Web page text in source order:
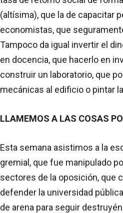
(altísima), que la de capacitar
economistas, que
Tampoco da igual invertir el
en docencia, que hacerlo en
construir un laboratorio, que
mecánicas al edificio o pintar
LLAMEMOS A LAS COSAS
Esta semana asistimos a la
gremial, que fue manipulado
sectores de la oposición, que
defender la universidad
de arena para seguir